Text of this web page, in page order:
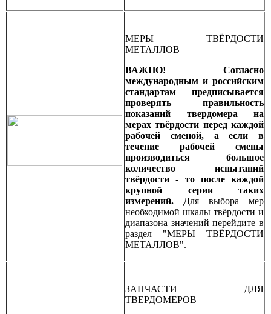
МЕРЫ ТВЁРДОСТИ
МЕТАЛЛОВ
ВАЖНО! Согласно
международным и российским
стандартам предписывается
проверять правильность
показаний твердомера на
мерах твёрдости перед каждой
рабочей сменой, а если в
течение рабочей смены
производиться большое
количество испытаний
твёрдости - то после каждой
крупной серии таких
измерений.
Для выбора мер
необходимой шкалы твёрдости и
диапазона значений перейдите в
раздел "МЕРЫ ТВЁРДОСТИ
МЕТАЛЛОВ".
ЗАПЧАСТИ ДЛЯ
ТВЕРДОМЕРОВ